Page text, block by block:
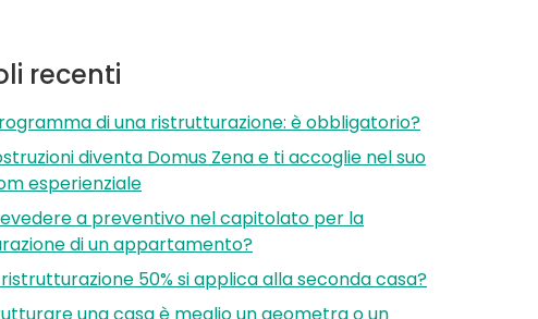
recenti
di una ristrutturazione: è obbligatorio?
diventa Domus Zena e ti accoglie nel suo
esperienziale
a preventivo nel capitolato per la
di un appartamento?
ristrutturazione 50% si applica alla seconda casa?